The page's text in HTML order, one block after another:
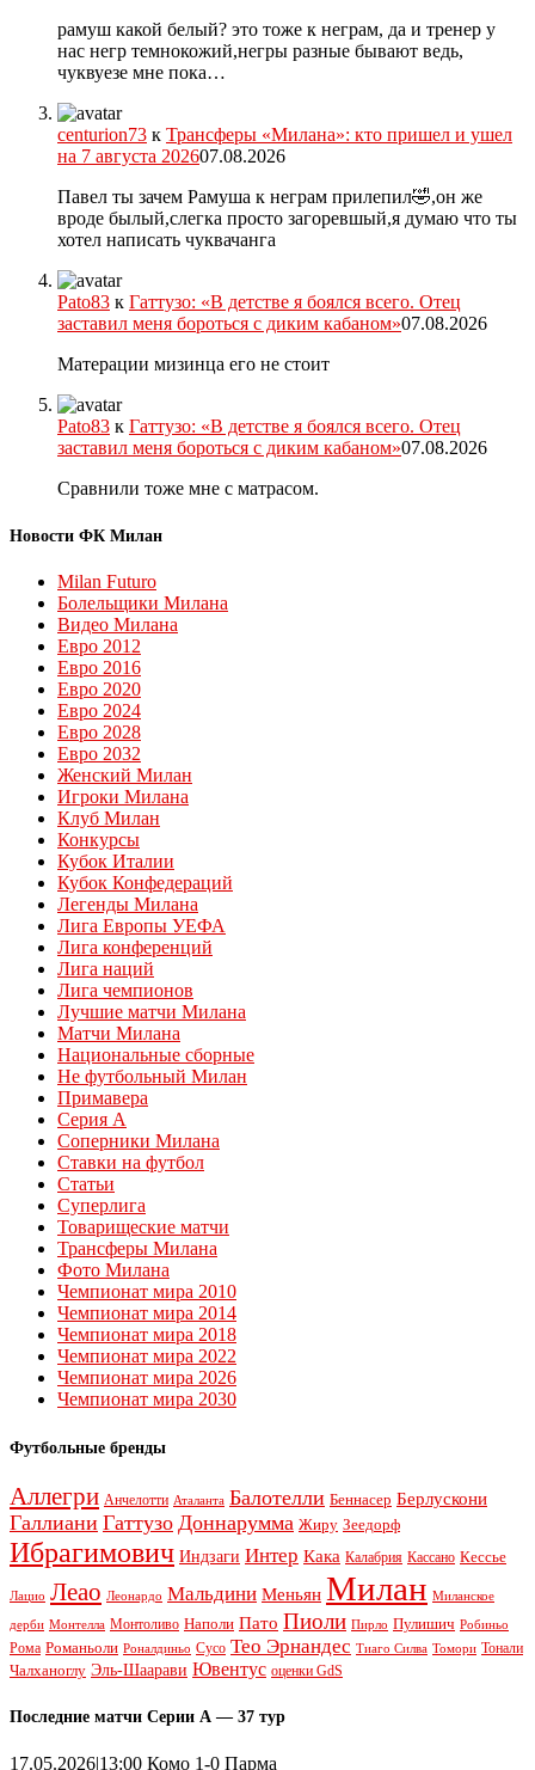
рамуш какой белый? это тоже к неграм, да и тренер у
нас негр темнокожий,негры разные бывают ведь,
чуквуезе мне пока…
centurion73 к Трансферы «Милана»: кто пришел и ушел
на 7 августа 202607.08.2026
Павел ты зачем Рамуша к неграм прилепил🤣,он же
вроде былый,слегка просто загоревшый,я думаю что ты
хотел написать чуквачанга
Pato83 к Гаттузо: «В детстве я боялся всего. Отец
заставил меня бороться с диким кабаном»07.08.2026
Матерации мизинца его не стоит
Pato83 к Гаттузо: «В детстве я боялся всего. Отец
заставил меня бороться с диким кабаном»07.08.2026
Сравнили тоже мне с матрасом.
Новости ФК Милан
Milan Futuro
Болельщики Милана
Видео Милана
Евро 2012
Евро 2016
Евро 2020
Евро 2024
Евро 2028
Евро 2032
Женский Милан
Игроки Милана
Клуб Милан
Конкурсы
Кубок Италии
Кубок Конфедераций
Легенды Милана
Лига Европы УЕФА
Лига конференций
Лига наций
Лига чемпионов
Лучшие матчи Милана
Матчи Милана
Национальные сборные
Не футбольный Милан
Примавера
Серия А
Соперники Милана
Ставки на футбол
Статьи
Суперлига
Товарищеские матчи
Трансферы Милана
Фото Милана
Чемпионат мира 2010
Чемпионат мира 2014
Чемпионат мира 2018
Чемпионат мира 2022
Чемпионат мира 2026
Чемпионат мира 2030
Футбольные бренды
Аллегри Анчелотти Аталанта Балотелли Беннасер Берлускони
Галлиани Гаттузо Доннарумма Жиру Зеедорф
Ибрагимович Индзаги Интер Кака Калабрия Кассано Кессье
Лацио Леао Леонардо Мальдини Меньян Милан Миланское
дерби Монтелла Монтоливо Наполи Пато Пиоли Пирло Пулишич Робиньо
Рома Романьоли Роналдиньо Сусо Тео Эрнандес Тиаго Силва Томори Тонали
Чалханоглу Эль-Шаарави Ювентус оценки GdS
Последние матчи Серии А — 37 тур
17.05.2026|13:00 Комо 1-0 Парма